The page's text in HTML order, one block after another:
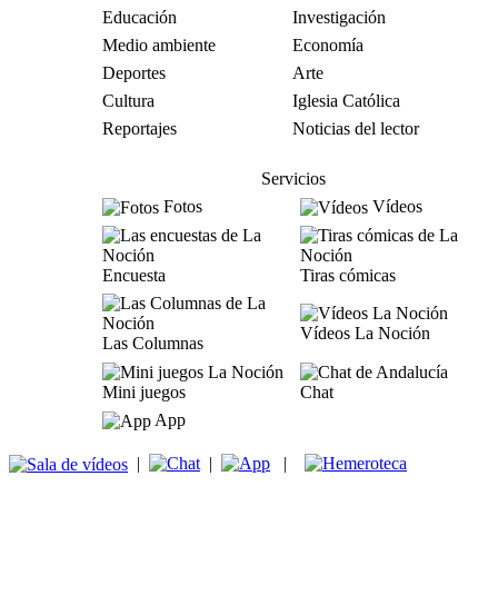
Educación
Investigación
Medio ambiente
Economía
Deportes
Arte
Cultura
Iglesia Católica
Reportajes
Noticias del lector
Servicios
Fotos
Vídeos
Encuesta Tiras cómicas
Las Columnas
Vídeos La Noción
Mini juegos
Chat
App
| | |